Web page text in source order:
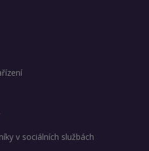
v sociálních službách